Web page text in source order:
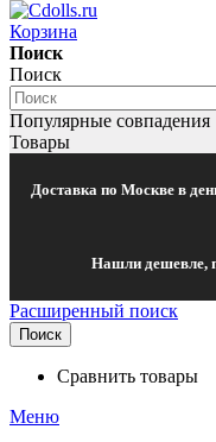
Корзина
Поиск
Поиск
Популярные совпадения
Товары
Доставка по Москве в
Нашли дешевле,
Расширенный поиск
Поиск
Сравнить товары
Меню